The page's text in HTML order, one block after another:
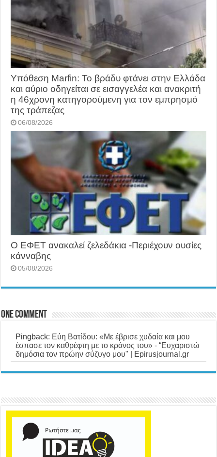
Υπόθεση Marfin: Το βράδυ φτάνει στην Ελλάδα
και αύριο οδηγείται σε εισαγγελέα και ανακριτή
η 46χρονη κατηγορούμενη για τον εμπρησμό
της τράπεζας
06/08/2026
O ΕΦΕΤ ανακαλεί ζελεδάκια -Περιέχουν ουσίες
κάνναβης
05/08/2026
One comment
Pingback: Εύη Βατίδου: «Με έβρισε χυδαία και μου
έσπασε τον καθρέφτη με το κράνος του» - “Ευχαριστώ
δημόσια τον πρώην σύζυγο μου" | Epirusjournal.gr